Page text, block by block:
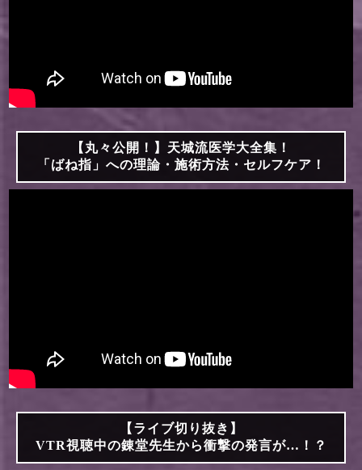
【丸々公開！】天城流医学大全集！
「ばね指」への理論・施術方法・セルフケア！
【ライブ切り抜き】
VTR視聴中の錬堂先生から衝撃の発言が…！？